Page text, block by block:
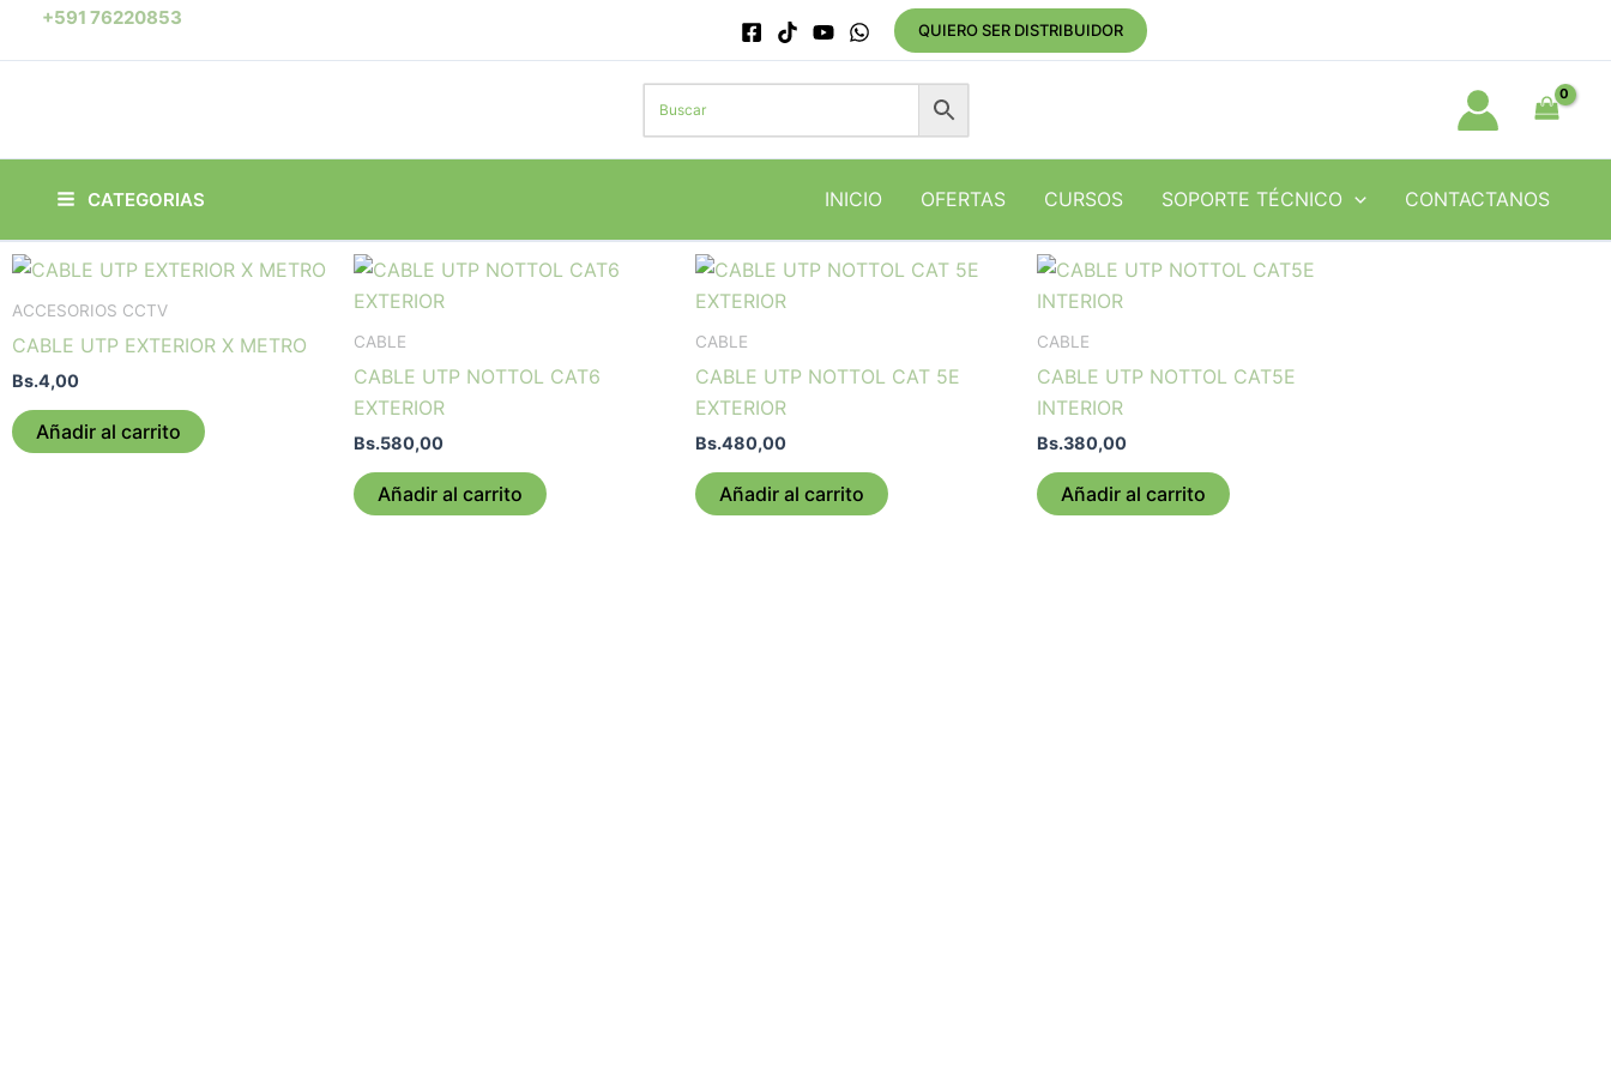
+591 76220853
QUIERO SER DISTRIBUIDOR
CATEGORIAS INICIO OFERTAS CURSOS SOPORTE TÉCNICO CONTACTANOS
ACCESORIOS CCTV
CABLE UTP EXTERIOR X METRO
Bs.4,00
Añadir al carrito
CABLE
CABLE UTP NOTTOL CAT6
EXTERIOR
Bs.580,00
Añadir al carrito
CABLE
CABLE UTP NOTTOL CAT 5E
EXTERIOR
Bs.480,00
Añadir al carrito
CABLE
CABLE UTP NOTTOL CAT5E
INTERIOR
Bs.380,00
Añadir al carrito